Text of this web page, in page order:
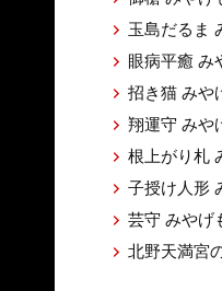
玉島だるま
眼病平癒 み
招き猫 みや
翔運守 みや
根上がり札
子授け人形
芸守 みやげ
北野天満宮